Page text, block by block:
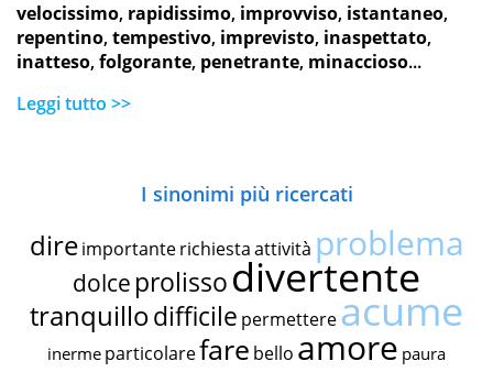
velocissimo, rapidissimo, improvviso, istantaneo,
repentino,tempestivo, imprevisto, inaspettato,
inatteso,folgorante, penetrante, minaccioso...
Leggi tutto >>
I sinonimi più ricercati
dire importante richiestaattività problema
dolce prolissodivertente
tranquillodifficile permettereacume
inerme particolarefare bello amore paura